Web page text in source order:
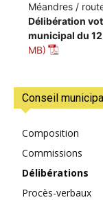
Méandres /
Délibération
municipal du
Conseil municipal
Composition
Commissions
Délibérations
Procès-verbaux